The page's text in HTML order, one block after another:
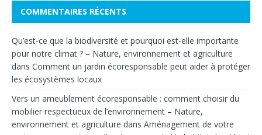
COMMENTAIRES RÉCENTS
Qu’est-ce que la biodiversité et pourquoi est-elle importante
pour notre climat ? – Nature, environnement et agriculture
dans Comment un jardin écoresponsable peut aider à protéger
les écosystèmes locaux
Vers un ameublement écoresponsable : comment choisir du
mobilier respectueux de l’environnement – Nature,
environnement et agriculture dans Aménagement de votre